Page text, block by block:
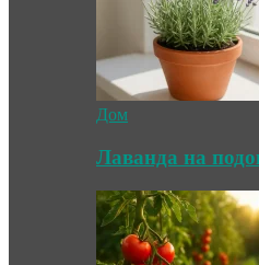
Дом
Лаванда на